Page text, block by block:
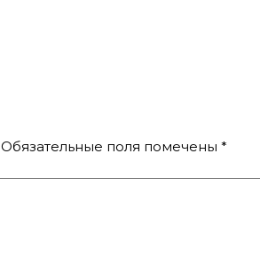
Обязательные поля помечены*